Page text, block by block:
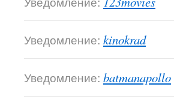
Уведомление: kinokrad
Уведомление: batmanapollo